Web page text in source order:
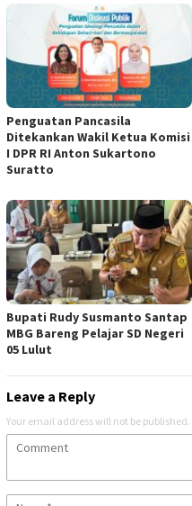
Penguatan Pancasila
Ditekankan Wakil Ketua Komisi
I DPR RI Anton Sukartono
Suratto
Bupati Rudy Susmanto Santap
MBG Bareng Pelajar SD Negeri
05 Lulut
Leave a Reply
Your email address will not be published.